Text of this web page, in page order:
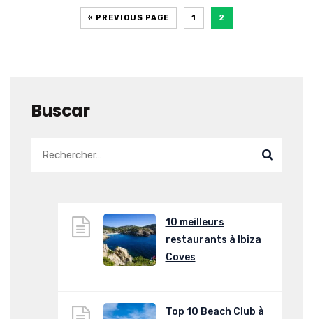
« PREVIOUS PAGE 1 2
Buscar
10 meilleurs
restaurants à Ibiza
Coves
Top 10 Beach Club à